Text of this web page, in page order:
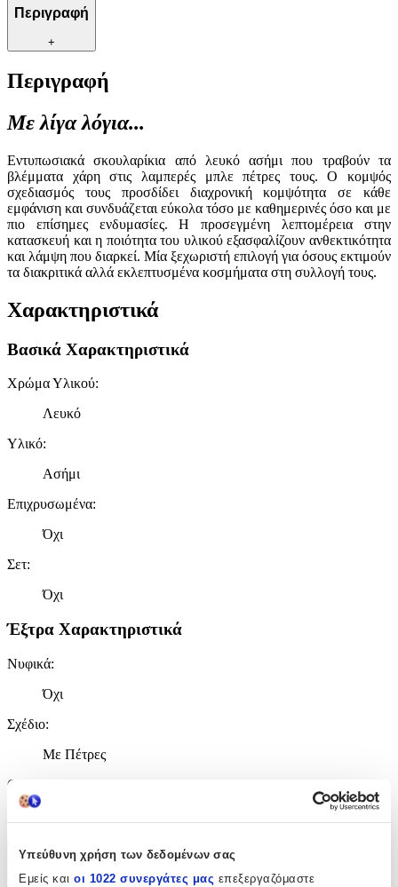
Υπεύθυνη χρήση των δεδομένων σας
Εμείς και οι 1022 συνεργάτες μας επεξεργαζόμαστε
Περιγραφή
+
Περιγραφή
Με λίγα λόγια...
Εντυπωσιακά σκουλαρίκια από λευκό ασήμι που τραβούν τα
βλέμματα χάρη στις λαμπερές μπλε πέτρες τους. Ο κομψός
σχεδιασμός τους προσδίδει διαχρονική κομψότητα σε κάθε
εμφάνιση και συνδυάζεται εύκολα τόσο με καθημερινές όσο και με
πιο επίσημες ενδυμασίες. Η προσεγμένη λεπτομέρεια στην
κατασκευή και η ποιότητα του υλικού εξασφαλίζουν ανθεκτικότητα
και λάμψη που διαρκεί. Μία ξεχωριστή επιλογή για όσους εκτιμούν
τα διακριτικά αλλά εκλεπτυσμένα κοσμήματα στη συλλογή τους.
Χαρακτηριστικά
Βασικά Χαρακτηριστικά
Χρώμα Υλικού:
Λευκό
Υλικό:
Ασήμι
Επιχρυσωμένα:
Όχι
Σετ:
Όχι
Έξτρα Χαρακτηριστικά
Νυφικά:
Όχι
Σχέδιο:
Με Πέτρες
Clip
Χαρακτηριστικά